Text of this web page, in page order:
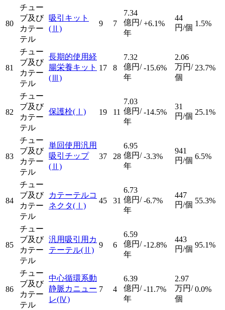
80
チュー
ブ及び
カテー
テル
吸引キット
(Ⅱ)
9 7
7.34
億円/
年
+6.1%
44
円/個 1.5%
81
チュー
ブ及び
カテー
テル
長期的使用経
腸栄養キット
(Ⅲ)
17 8
7.32
億円/
年
-15.6%
2.06
万円/
個
23.7%
82
チュー
ブ及び
カテー
テル
保護栓(Ⅰ) 19 11
7.03
億円/
年
-14.5%
31
円/個 25.1%
83
チュー
ブ及び
カテー
テル
単回使用汎用
吸引チップ
(Ⅱ)
37 28
6.95
億円/
年
-3.3%
941
円/個 6.5%
84
チュー
ブ及び
カテー
テル
カテーテルコ
ネクタ(Ⅰ)
45 31
6.73
億円/
年
-6.7%
447
円/個 55.3%
85
チュー
ブ及び
カテー
テル
汎用吸引用カ
テーテル(Ⅱ)
9 6
6.59
億円/
年
-12.8%
443
円/個 95.1%
86
チュー
ブ及び
カテー
テル
中心循環系動
静脈カニュー
レ(Ⅳ)
7 4
6.39
億円/
年
-11.7%
2.97
万円/
個
0.0%